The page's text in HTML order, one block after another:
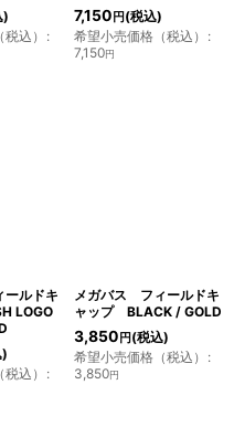
)
込）
:
7,150 円(税込)
希望小売価格（税込） :
7,150円
ルドキ
LOGO
込）
:
メガバス フィールドキ
ャップ BLACK / GOLD
3,850 円(税込)
希望小売価格（税込） :
3,850円